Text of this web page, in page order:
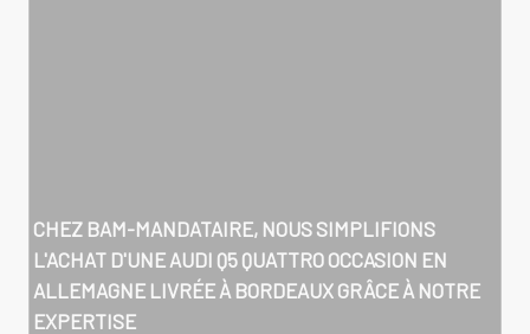
CHEZ BAM-MANDATAIRE, NOUS SIMPLIFIONS
L'ACHAT D'UNE AUDI Q5 QUATTRO OCCASION EN
ALLEMAGNE LIVRÉE À BORDEAUX GRÂCE À NOTRE
EXPERTISE